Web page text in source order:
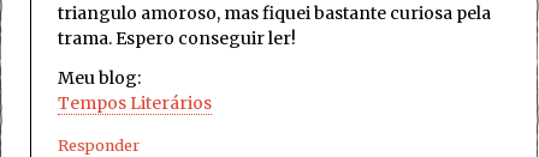
triangulo amoroso, mas fiquei bastante curiosa pela
trama. Espero conseguir ler!
Meu blog:
Tempos Literários
Responder